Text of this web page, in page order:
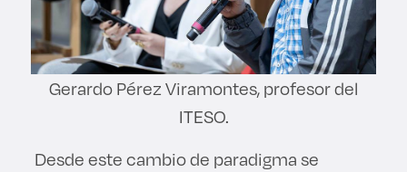
Gerardo Pérez Viramontes, profesor del
ITESO.
Desde este cambio de paradigma se